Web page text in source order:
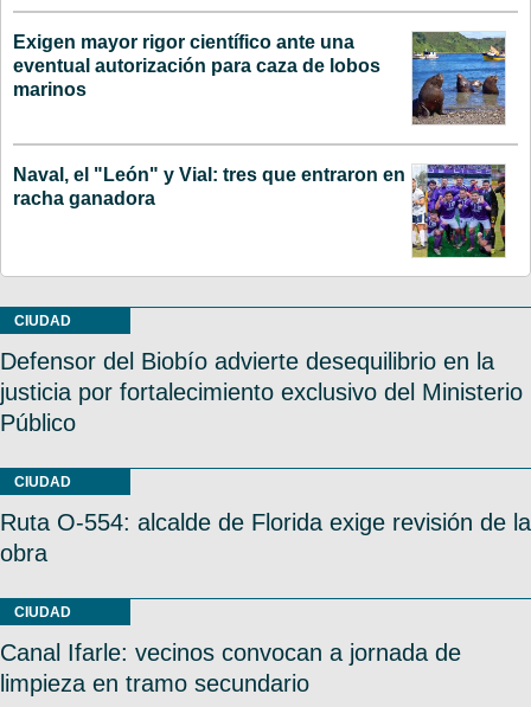
Exigen mayor rigor científico ante una
eventual autorización para caza de lobos
marinos
Naval, el "León" y Vial: tres que entraron en
racha ganadora
CIUDAD
Defensor del Biobío advierte desequilibrio en la
justicia por fortalecimiento exclusivo del Ministerio
Público
CIUDAD
Ruta O-554: alcalde de Florida exige revisión de la
obra
CIUDAD
Canal Ifarle: vecinos convocan a jornada de
limpieza en tramo secundario